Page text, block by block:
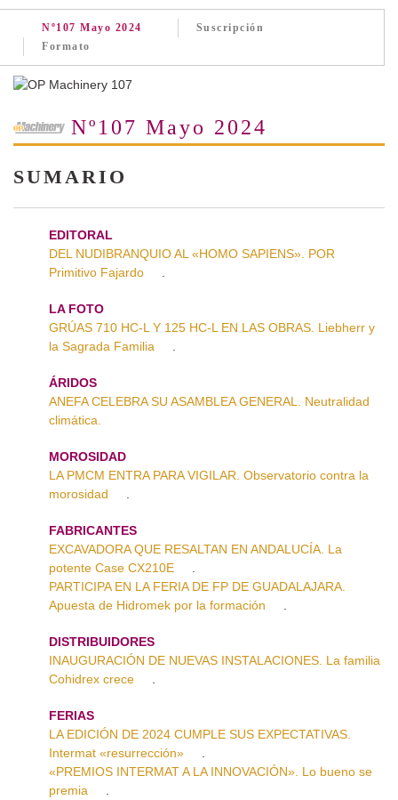
Nº107 Mayo 2024
Suscripción
Formato
Nº107 Mayo 2024
SUMARIO
EDITORAL
DEL NUDIBRANQUIO AL «HOMO SAPIENS». POR
Primitivo Fajardo
LA FOTO
GRÚAS 710 HC-L Y 125 HC-L EN LAS OBRAS. Liebherr y
la Sagrada Familia
ÁRIDOS
ANEFA CELEBRA SU ASAMBLEA GENERAL. Neutralidad
climática.
MOROSIDAD
LA PMCM ENTRA PARA VIGILAR. Observatorio contra la
morosidad
FABRICANTES
EXCAVADORA QUE RESALTAN EN ANDALUCÍA. La
potente Case CX210E
PARTICIPA EN LA FERIA DE FP DE GUADALAJARA.
Apuesta de Hidromek por la formación
DISTRIBUIDORES
INAUGURACIÓN DE NUEVAS INSTALACIONES. La familia
Cohidrex crece
FERIAS
LA EDICIÓN DE 2024 CUMPLE SUS EXPECTATIVAS.
Intermat «resurrección»
«PREMIOS INTERMAT A LA INNOVACIÓN». Lo bueno se
premia